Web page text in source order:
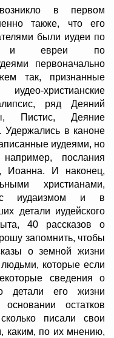
в первом
также, что его
были иудеи по
и евреи по
первоначально
так, признанные
христианские
ряд Деяний
Пистис, Деяние
Удержались в каноне
иудеями, но
послания
Иоанна. И наконец,
христианами,
с иудаизмом и в
детали иудейского
40 рассказов о
запомнить, чтобы
о земной жизни
людьми, которые если
сведения о
детали его жизни
остатков
писали свои
каким, по их мнению,